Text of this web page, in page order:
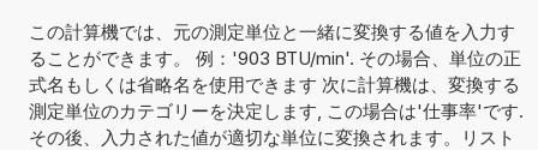
この計算機では、元の測定単位と一緒に変換する値を入力す
ることができます。 例：'903 BTU/min'. その場合、単位の正
式名もしくは省略名を使用できます 次に計算機は、変換する
測定単位のカテゴリーを決定します, この場合は'仕事率'です.
その後、入力された値が適切な単位に変換されます。リスト